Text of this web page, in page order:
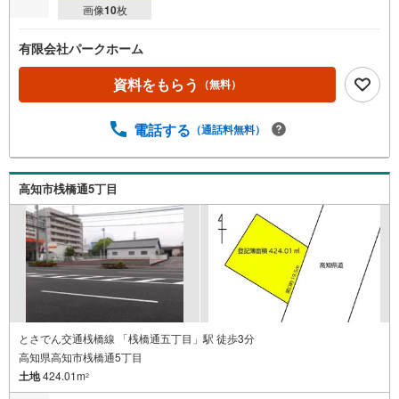
画像10枚
有限会社パークホーム
資料をもらう （無料）
電話する （通話料無料）
高知市桟橋通5丁目
とさでん交通桟橋線 「桟橋通五丁目」駅 徒歩3分
高知県高知市桟橋通5丁目
土地424.01m2